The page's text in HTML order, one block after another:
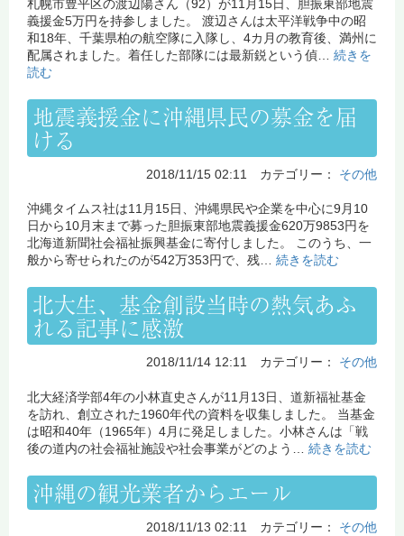
札幌市豊平区の渡辺陽さん（92）が11月15日、胆振東部地震
義援金5万円を持参しました。 渡辺さんは太平洋戦争中の昭
和18年、千葉県柏の航空隊に入隊し、4カ月の教育後、満州に
配属されました。着任した部隊には最新鋭という偵… 続きを
読む
地震義援金に沖縄県民の募金を届
ける
2018/11/15 02:11 カテゴリー： その他
沖縄タイムス社は11月15日、沖縄県民や企業を中心に9月10
日から10月末まで募った胆振東部地震義援金620万9853円を
北海道新聞社会福祉振興基金に寄付しました。 このうち、一
般から寄せられたのが542万353円で、残… 続きを読む
北大生、基金創設当時の熱気あふ
れる記事に感激
2018/11/14 12:11 カテゴリー： その他
北大経済学部4年の小林直史さんが11月13日、道新福祉基金
を訪れ、創立された1960年代の資料を収集しました。 当基金
は昭和40年（1965年）4月に発足しました。小林さんは「戦
後の道内の社会福祉施設や社会事業がどのよう… 続きを読む
沖縄の観光業者からエール
2018/11/13 02:11 カテゴリー： その他